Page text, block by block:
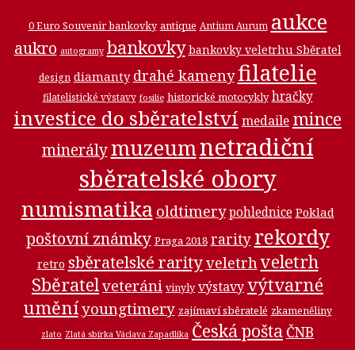
0 Euro Souvenir bankovky antique Antium Aurum aukce
aukro autogramy bankovky bankovky veletrhu Sběratel
design diamanty drahé kamenyfilatelie
filatelistické výstavy fosilie historické motocykly hračky
investice do sběratelství medaile mince
minerálymuzeumnetradiční
sběratelské obory
numismatika oldtimery pohlednice Poklad
poštovní známky Praga 2018 rarity rekordy
retro sběratelské rarityveletrhveletrh
Sběratelveteráni vinyly výstavyvýtvarné
uměníyoungtimery zajímaví sběratelé zkameněliny
zlato Zlatá sbírka Václava Zapadlíka Česká pošta ČNB